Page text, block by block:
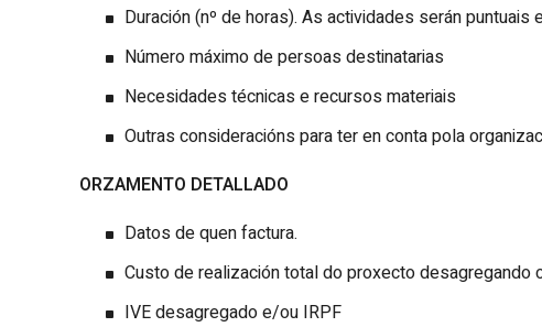
Duración (nº de horas). As actividades serán
Número máximo de persoas destinatarias
Necesidades técnicas e recursos materiais
Outras consideracións para ter en conta pola
ORZAMENTO DETALLADO
Datos de quen factura.
Custo de realización total do proxecto desagregando
IVE desagregado e/ou IRPF